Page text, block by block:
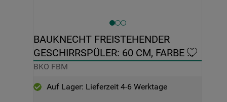
BAUKNECHT FREISTEHENDER
GESCHIRRSPÜLER: 60 CM, FARBE
EDELSTAHL - BKO FBM
BKO FBM
Auf Lager: Lieferzeit 4-6 Werktage